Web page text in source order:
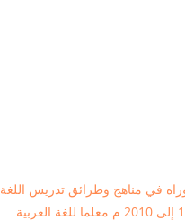
في مناهج وطرائق تدريس اللغة
العربية من جامعة القاهرة عام 2016 م، عملت من عام 1997 إلى 2010 م معلما للغة العربية